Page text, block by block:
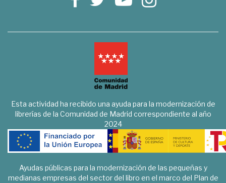
Esta actividad ha recibido una ayuda para la modernización de
librerías de la Comunidad de Madrid correspondiente al año
2024
Ayudas públicas para la modernización de las pequeñas y
medianas empresas del sector del libro en el marco del Plan de